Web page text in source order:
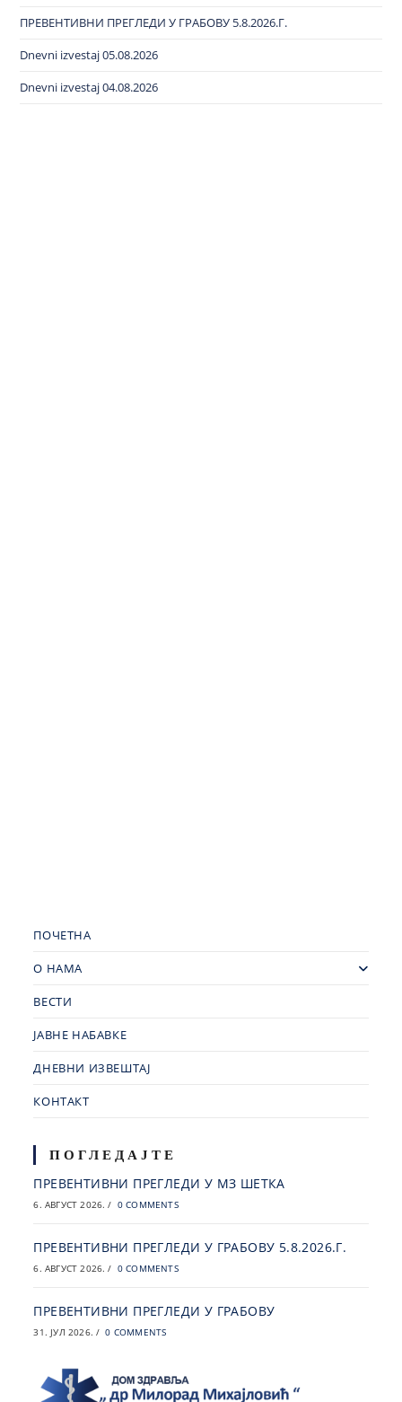
ПРЕВЕНТИВНИ ПРЕГЛЕДИ У ГРАБОВУ 5.8.2026.Г.
Dnevni izvestaj 05.08.2026
Dnevni izvestaj 04.08.2026
ПОЧЕТНА
О НАМА
ВЕСТИ
ЈАВНЕ НАБАВКЕ
ДНЕВНИ ИЗВЕШТАЈ
КОНТАКТ
ПОГЛЕДАЈТЕ
ПРЕВЕНТИВНИ ПРЕГЛЕДИ У МЗ ШЕТКА
6. АВГУСТ 2026. / 0 COMMENTS
ПРЕВЕНТИВНИ ПРЕГЛЕДИ У ГРАБОВУ 5.8.2026.Г.
6. АВГУСТ 2026. / 0 COMMENTS
ПРЕВЕНТИВНИ ПРЕГЛЕДИ У ГРАБОВУ
31. ЈУЛ 2026. / 0 COMMENTS